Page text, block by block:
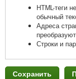
HTML-теги
обычный
Адреса
Строки и